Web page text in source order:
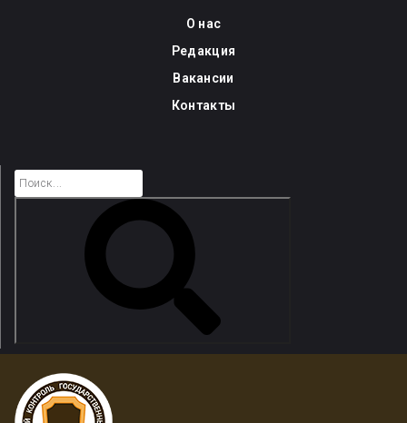
О нас
Редакция
Вакансии
Контакты